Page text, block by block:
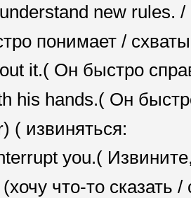
new rules.
понимает /
it.( Он быстро
his hands.( Он
( извиняться:
you.(
что-то сказать /